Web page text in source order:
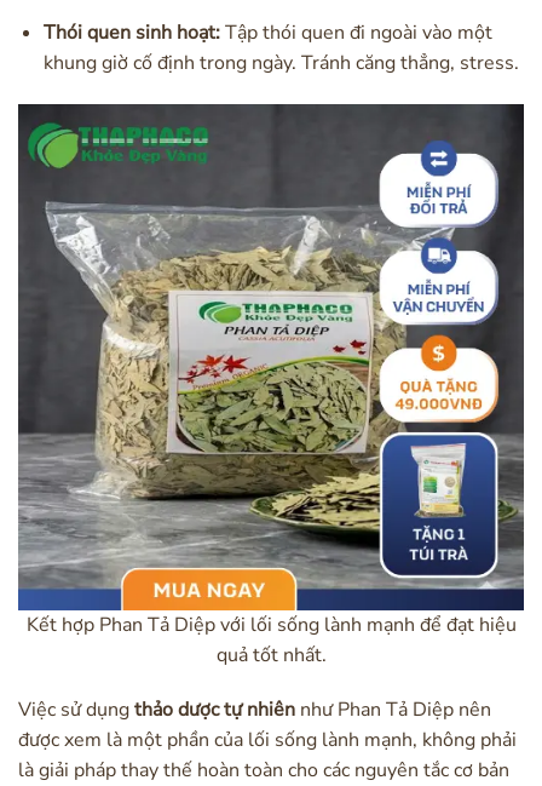
Thói quen sinh hoạt:Tập thói quen đi ngoài vào một
khung giờ cố định trong ngày. Tránh căng thẳng, stress.
Kết hợp Phan Tả Diệp với lối sống lành mạnh để đạt hiệu
quả tốt nhất.
Việc sử dụngthảo dược tự nhiên như Phan Tả Diệp nên
được xem là một phần của lối sống lành mạnh, không phải
là giải pháp thay thế hoàn toàn cho các nguyên tắc cơ bản